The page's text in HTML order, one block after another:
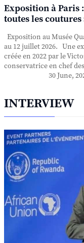
Exposition à Paris
toutes les coutures
Exposition au Musée
au 12 juillet 2026. Une
créée en 2022 par le
conservatrice en chef
30 June,
INTERVIEW